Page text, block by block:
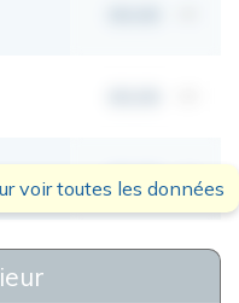
00,00
voir toutes les données